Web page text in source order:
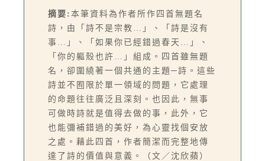
摘要: 本筆資料為作者所作四首無題名
詩，由「詩不是宗教…」、「詩是沒有
事…」、「如果你已經錯過春天…」、
「你的軀殼也許…」組成。四首雖無題
名，卻圍繞著一個共通的主題─詩。這些
詩並不囿限於單一領域的問題，它處理
的命題往往廣泛且深刻。也因此，無事
可做時詩就是值得去做的事，此外，它
也能彌補錯過的美好，為心靈找個安放
之處。藉此四首，作者簡潔而完整地傳
達了詩的價值與意義。（文／沈欣蘋）